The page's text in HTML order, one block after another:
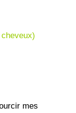
mes